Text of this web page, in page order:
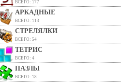
ВСЕГО: 177
АРКАДНЫЕ
ВСЕГО: 113
СТРЕЛЯЛКИ
ВСЕГО: 54
ТЕТРИС
ВСЕГО: 4
ПАЗЛЫ
ВСЕГО: 18